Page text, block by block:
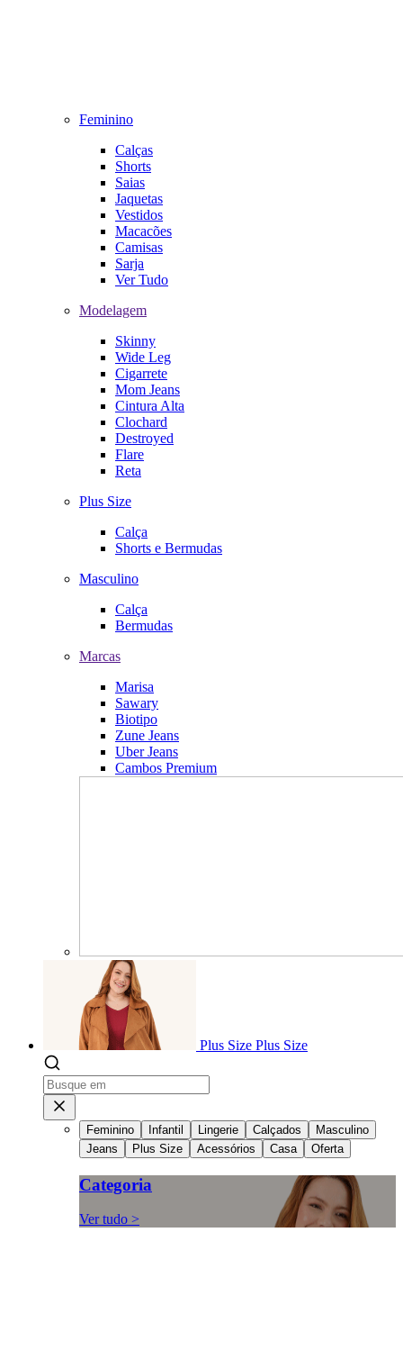
Feminino
Calças
Shorts
Saias
Jaquetas
Vestidos
Macacões
Camisas
Sarja
Ver Tudo
Modelagem
Skinny
Wide Leg
Cigarrete
Mom Jeans
Cintura Alta
Clochard
Destroyed
Flare
Reta
Plus Size
Calça
Shorts e Bermudas
Masculino
Calça
Bermudas
Marcas
Marisa
Sawary
Biotipo
Zune Jeans
Uber Jeans
Cambos Premium
Plus Size Plus Size
Feminino Infantil Lingerie Calçados
Masculino
Jeans
Plus Size Acessórios Casa Oferta
Categoria
Ver tudo >